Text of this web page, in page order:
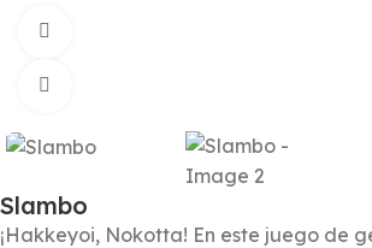
Slambo
¡Hakkeyoi, Nokotta! En este juego de